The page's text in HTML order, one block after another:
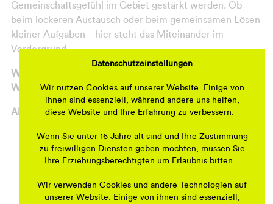
Gemeinschaftsgefühl im Gebiet gestärkt werden. Ob
beim lockeren Austausch oder beim gemeinsamen Lösen
kleiner Aufgaben – hier steht das Miteinander im
Vordergrund.
Wo? Quartiersbüro, Glanzstraße 2, 12437 Berlin
Wann? 06. Juli 2025, ab 08:30 Uhr
Ablauf:
08:30 Uhr : Begrüßung und kurze Besprechung
Anschließend erledigen 2-3 Personen gemeinsam
den Einkauf, während die anderen Kaffee oder Tee
kochen und das Buffet vorbereiten. Auch beim
Tischdecken wird sich über helfende Hände gefreut!
Datenschutzeinstellungen
Wir nutzen Cookies auf unserer Website. Einige von
ihnen sind essenziell, während andere uns helfen,
diese Website und Ihre Erfahrung zu verbessern.
Wenn Sie unter 16 Jahre alt sind und Ihre Zustimmung
zu freiwilligen Diensten geben möchten, müssen Sie
Ihre Erziehungsberechtigten um Erlaubnis bitten.
Wir verwenden Cookies und andere Technologien auf
unserer Website. Einige von ihnen sind essenziell,